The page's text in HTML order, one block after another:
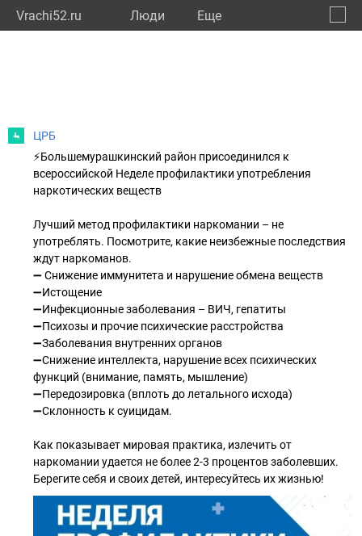
Vrachi52.ru Люди Eще
ЦРБ
⚡Большемурашкинский район присоединился к
всероссийской Неделе профилактики употребления
наркотических веществ
Лучший метод профилактики наркомании – не
употреблять. Посмотрите, какие неизбежные последствия
ждут наркоманов.
➖ Снижение иммунитета и нарушение обмена веществ
➖Истощение
➖Инфекционные заболевания – ВИЧ, гепатиты
➖Психозы и прочие психические расстройства
➖Заболевания внутренних органов
➖Снижение интеллекта, нарушение всех психических
функций (внимание, память, мышление)
➖Передозировка (вплоть до летального исхода)
➖Склонность к суицидам.
Как показывает мировая практика, излечить от
наркомании удается не более 2-3 процентов заболевших.
Берегите себя и своих детей, интересуйтесь их жизнью!